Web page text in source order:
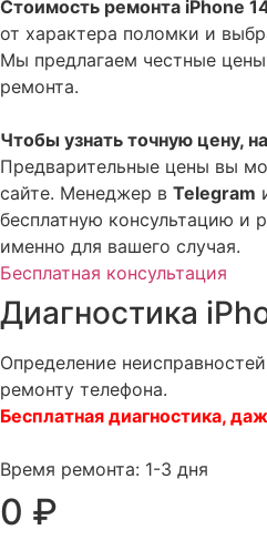
Стоимость ремонта iPhone
от характера поломки и
Мы предлагаем честные
ремонта.
Чтобы узнать точную цену,
Предварительные цены вы
сайте. Менеджер в Telegram
бесплатную консультацию и
именно для вашего случая.
Бесплатная консультация
Диагностика
Определение
ремонту телефона.
Бесплатная диагностика,
Время ремонта: 1-3 дня
0 ₽